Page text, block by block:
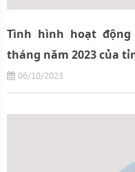
Tình hình hoạt
tháng năm 2023 của
06/10/2023